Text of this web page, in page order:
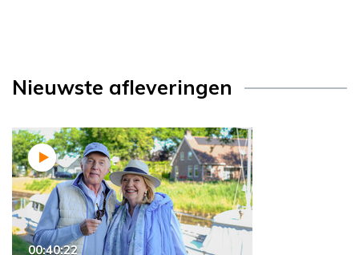
Nieuwste afleveringen
00:40:22